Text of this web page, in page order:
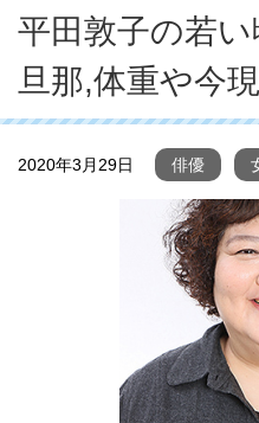
平田敦子の若
旦那,体重や今
2020年3月29日 俳優